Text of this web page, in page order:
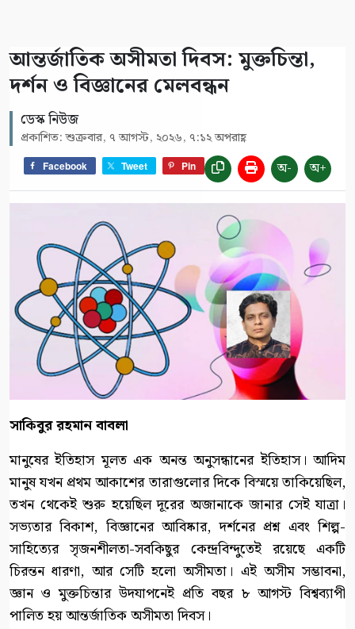
আন্তর্জাতিক অসীমতা দিবস: মুক্তচিন্তা,
দর্শন ও বিজ্ঞানের মেলবন্ধন
ডেস্ক নিউজ
প্রকাশিত: শুক্রবার, ৭ আগস্ট, ২০২৬, ৭:১২ অপরাহ্ণ
Facebook Tweet Pin অ- অ+
সাকিবুর রহমান বাবলা
মানুষের ইতিহাস মূলত এক অনন্ত অনুসন্ধানের ইতিহাস। আদিম
মানুষ যখন প্রথম আকাশের তারাগুলোর দিকে বিস্ময়ে তাকিয়েছিল,
তখন থেকেই শুরু হয়েছিল দূরের অজানাকে জানার সেই যাত্রা।
সভ্যতার বিকাশ, বিজ্ঞানের আবিষ্কার, দর্শনের প্রশ্ন এবং শিল্প-
সাহিত্যের সৃজনশীলতা-সবকিছুর কেন্দ্রবিন্দুতেই রয়েছে একটি
চিরন্তন ধারণা, আর সেটি হলো অসীমতা। এই অসীম সম্ভাবনা,
জ্ঞান ও মুক্তচিন্তার উদযাপনেই প্রতি বছর ৮ আগস্ট বিশ্বব্যাপী
পালিত হয় আন্তর্জাতিক অসীমতা দিবস।